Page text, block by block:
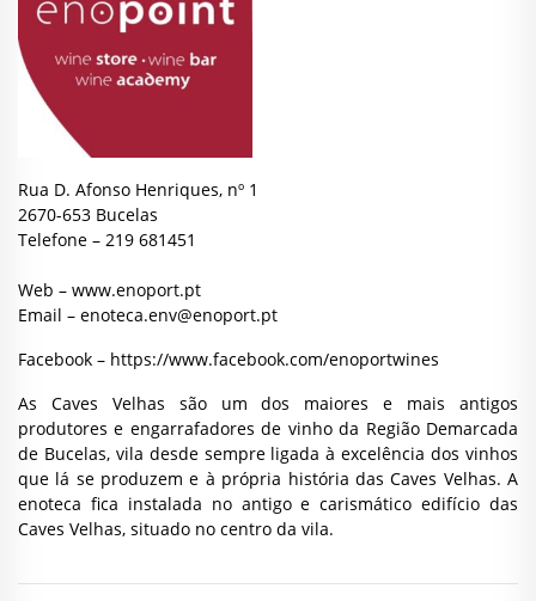
Rua D. Afonso Henriques, nº 1
2670-653 Bucelas
Telefone – 219 681451
Web – www.enoport.pt
Email – enoteca.env@enoport.pt
Facebook – https://www.facebook.com/enoportwines
As Caves Velhas são um dos maiores e mais antigos
produtores e engarrafadores de vinho da Região Demarcada
de Bucelas, vila desde sempre ligada à excelência dos vinhos
que lá se produzem e à própria história das Caves Velhas. A
enoteca fica instalada no antigo e carismático edifício das
Caves Velhas, situado no centro da vila.